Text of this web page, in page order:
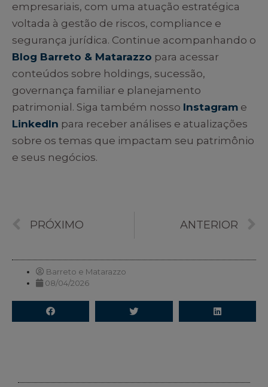
empresariais, com uma atuação estratégica
voltada à gestão de riscos, compliance e
segurança jurídica. Continue acompanhando o
Blog Barreto & Matarazzo para acessar
conteúdos sobre holdings, sucessão,
governança familiar e planejamento
patrimonial. Siga também nosso Instagram e
LinkedIn para receber análises e atualizações
sobre os temas que impactam seu patrimônio
e seus negócios.
PRÓXIMO ANTERIOR
Barreto e Matarazzo
08/04/2026